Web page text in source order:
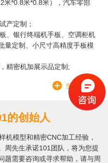
米*0.8米*0.8米），汽车零部
产定制；
、银行终端机手板、空调柜机
量定制、小尺寸高精度手板模
精密机加展示品定制;
SEE MORE
的创始人
机模型和精密CNC加工经验，
周先生承诺101团队，将为您提
题需要咨询或寻求帮助，请与周